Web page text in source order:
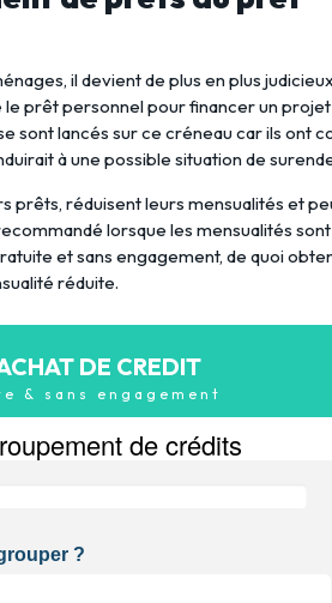
il devient de plus en plus
prêt personnel pour financer un projet
sont lancés sur ce créneau car ils ont
à une possible situation de
prêts, réduisent leurs mensualités et
lorsque les mensualités
et sans engagement, de quoi
réduite.
DE CREDIT
& sans engagement